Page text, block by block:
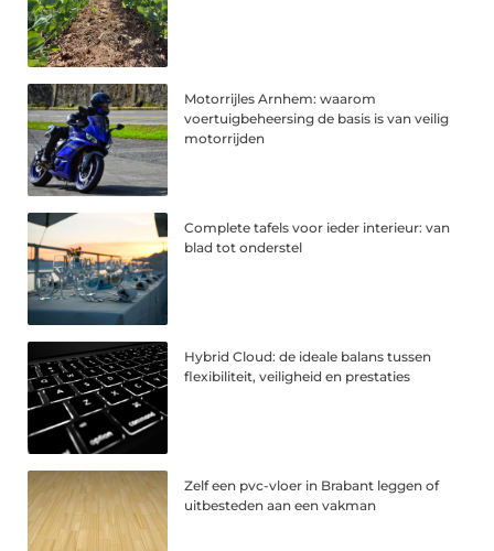
Motorrijles Arnhem: waarom
voertuigbeheersing de basis is van veilig
motorrijden
Complete tafels voor ieder interieur: van
blad tot onderstel
Hybrid Cloud: de ideale balans tussen
flexibiliteit, veiligheid en prestaties
Zelf een pvc-vloer in Brabant leggen of
uitbesteden aan een vakman